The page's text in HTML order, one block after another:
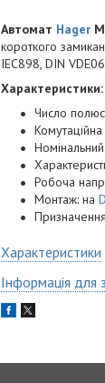
Автомат Hager
короткого
IEC898, DIN
Характеристики:
Число
Комутаційна
Робоча
Монтаж: на
Характеристики
Інформація для